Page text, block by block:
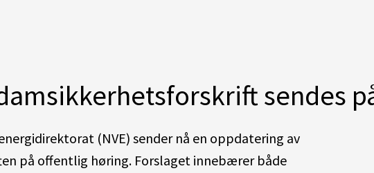
sendes
(NVE) sender nå en oppdatering av
på offentlig høring. Forslaget innebærer både